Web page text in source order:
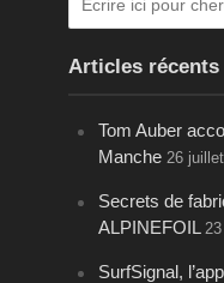
Articles récents
Tom Auber
Manche 26
Secrets de
ALPINEFOIL
SurfSignal,